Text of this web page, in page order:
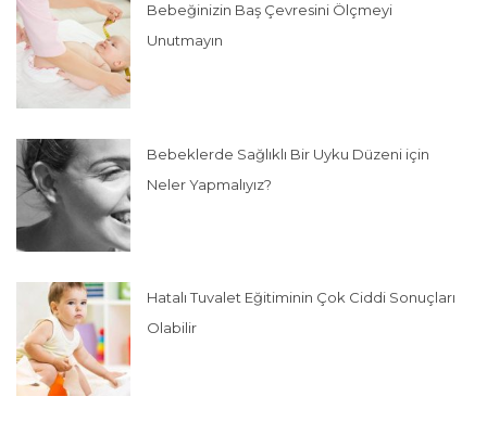
Bebeğinizin Baş Çevresini Ölçmeyi
Unutmayın
Bebeklerde Sağlıklı Bir Uyku Düzeni için
Neler Yapmalıyız?
Hatalı Tuvalet Eğitiminin Çok Ciddi Sonuçları
Olabilir